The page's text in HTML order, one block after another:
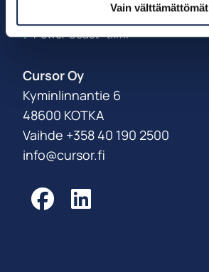
Vain välttämättömät
Palveluksessanne
Power Coast -tiimi
Cursor Oy
Kyminlinnantie 6
48600 KOTKA
Vaihde +358 40 190 2500
info@cursor.fi
Facebook